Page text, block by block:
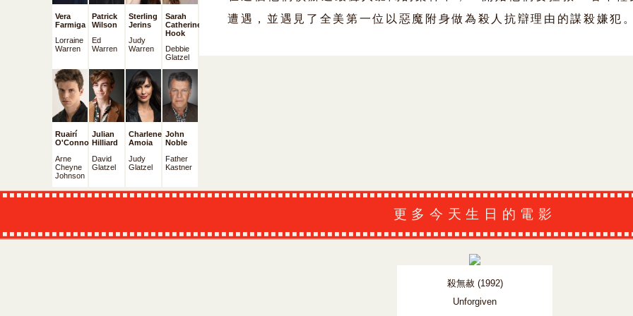
Vera
Farmiga
Lorraine
Warren
Patrick
Wilson
Ed
Warren
Sterling
Jerins
Judy
Warren
Sarah
Catherine
Hook
Debbie
Glatzel
Ruairí
O'Connor
Arne
Cheyne
Johnson
Julian
Hilliard
David
Glatzel
Charlene
Amoia
Judy
Glatzel
John
Noble
Father
Kastner
遭遇，並遇見了全美第一位以惡魔附身做為殺人抗辯理由的謀殺嫌犯
更多今天生日的電影
殺無赦 (1992)
Unforgiven